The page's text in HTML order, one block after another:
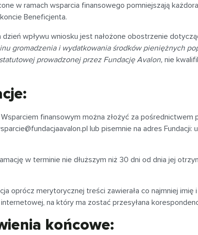
w ramach wsparcia finansowego pomniejszają
Beneficjenta.
dzień wpływu wniosku jest nałożone obostrzenie
gromadzenia i wydatkowania środków pieniężnych
prowadzonej przez Fundację Avalon, nie
finansowym można złożyć za pośrednictwem
lub pisemnie na adres
w terminie nie dłuższym niż 30 dni od dnia jej
oprócz merytorycznej treści zawierała co najmniej imię
na który ma zostać przesyłana
końcowe: